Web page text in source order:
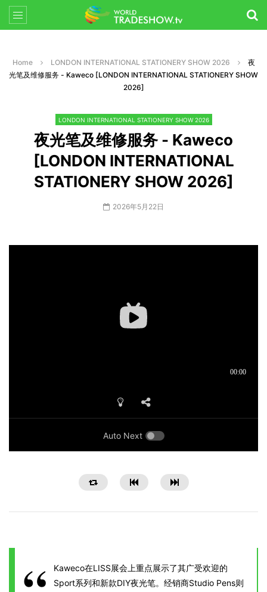
Home LONDON INTERNATIONAL STATIONERY SHOW 2026
夜
光笔及维修服务 - Kaweco [LONDON INTERNATIONAL STATIONERY SHOW
2026]
LONDON INTERNATIONAL STATIONERY SHOW 2026
夜光笔及维修服务 - Kaweco
[LONDON INTERNATIONAL
STATIONERY SHOW 2026]
2026年5月22日
Auto Next
Kaweco在LISS展会上重点展示了其广受欢迎的
Sport系列和新款DIY夜光笔。经销商Studio Pens则